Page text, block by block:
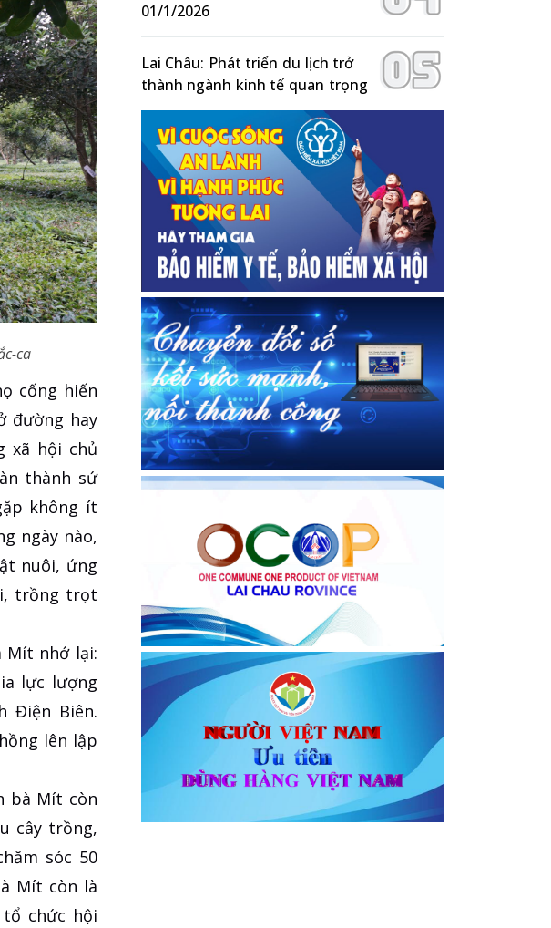
ca
cống hiến
đường hay
xã hội chủ
thành sứ
không ít
ngày nào,
nuôi, ứng
trồng trọt
Mít nhớ lại:
lực lượng
Điện Biên.
lên lập
bà Mít còn
cây trồng,
sóc 50
Mít còn là
chức hội
01/1/2026
Lai Châu: Phát triển du lịch trở
thành ngành kinh tế quan trọng